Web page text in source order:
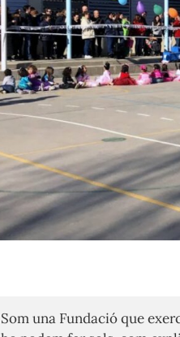
Som una Fundació que